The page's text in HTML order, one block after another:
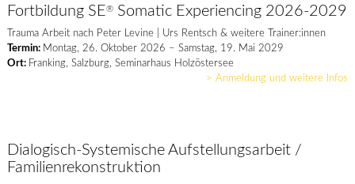
Fortbildung SE®Somatic Experiencing 2026-2029
Trauma Arbeit nach Peter Levine | Urs Rentsch & weitere Trainer:innen
Termin: Montag, 26. Oktober 2026 – Samstag, 19. Mai 2029
Ort: Franking, Salzburg, Seminarhaus Holzöstersee
> Anmeldung und weitere Infos
Dialogisch-Systemische Aufstellungsarbeit /
Familienrekonstruktion